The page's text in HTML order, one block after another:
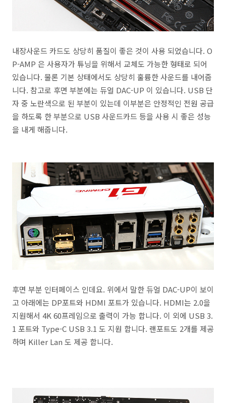
내장사운드 카드도 상당히 품질이 좋은 것이 사용 되었습니다. O
P-AMP 은 사용자가 튜닝을 위해서 교체도 가능한 형태로 되어
있습니다. 물론 기본 상태에서도 상당히 훌륭한 사운드를 내어줍
니다. 참고로 후면 부분에는 듀얼 DAC-UP 이 있습니다. USB 단
자 중 노란색으로 된 부분이 있는데 이부분은 안정적인 전원 공급
을 하도록 한 부분으로 USB 사운드카드 등을 사용 시 좋은 성능
을 내게 해줍니다.
후면 부분 인터페이스 인데요. 위에서 말한 듀얼 DAC-UP이 보이
고 아래에는 DP포트와 HDMI 포트가 있습니다. HDMI는 2.0을
지원해서 4K 60프레임으로 출력이 가능 합니다. 이 외에 USB 3.
1 포트와 Type-C USB 3.1 도 지원 합니다. 랜포트도 2개를 제공
하며 Killer Lan 도 제공 합니다.